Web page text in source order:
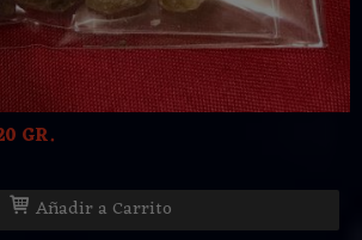
GR.
Añadir a Carrito